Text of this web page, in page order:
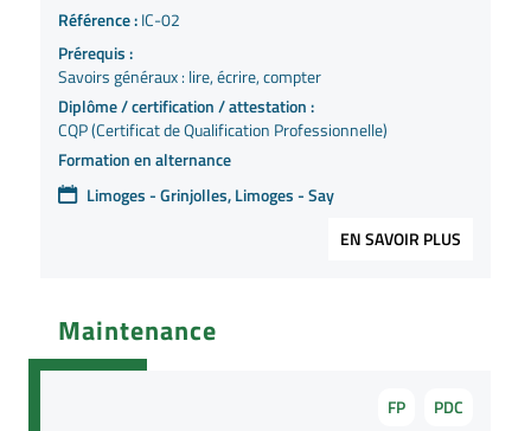
Référence :IC-02
Prérequis :
Savoirs généraux : lire, écrire, compter
Diplôme / certification / attestation :
CQP (Certificat de Qualification Professionnelle)
Formation en alternance
Limoges - Grinjolles, Limoges - Say
EN SAVOIR PLUS
Maintenance
FP PDC